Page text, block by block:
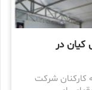
در
کارکنان شرکت